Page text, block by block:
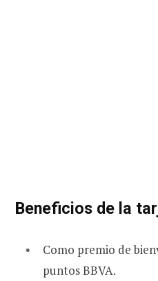
Beneficios de la
Como premio de
puntos BBVA.